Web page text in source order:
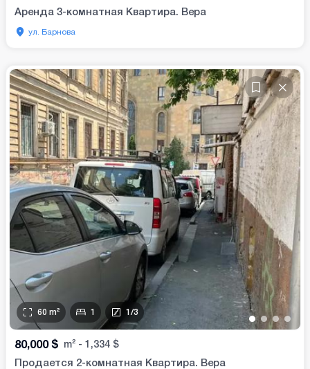
Аренда 3-комнатная Квартира. Вера
ул. Барнова
•• ••
60 m² 1 1/3
80,000 $ m² - 1,334 $
Продается 2-комнатная Квартира. Вера